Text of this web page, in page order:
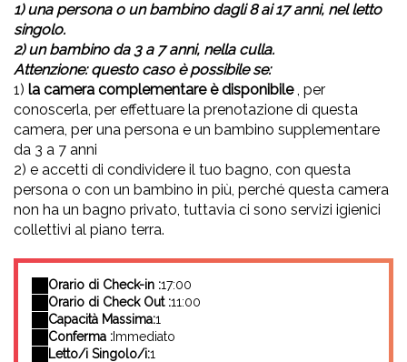
1) una persona o un bambino dagli 8 ai 17 anni, nel letto
singolo.
2) un bambino da 3 a 7 anni, nella culla.
Attenzione: questo caso è possibile se:
1) la camera complementare è disponibile, per
conoscerla, per effettuare la prenotazione di questa
camera, per una persona e un bambino supplementare
da 3 a 7 anni
2) e accetti di condividere il tuo bagno, con questa
persona o con un bambino in più, perché questa camera
non ha un bagno privato, tuttavia ci sono servizi igienici
collettivi al piano terra.
Orario di Check-in :17:00
Orario di Check Out :11:00
Capacità Massima:1
Conferma : Immediato
Letto/i Singolo/i:1